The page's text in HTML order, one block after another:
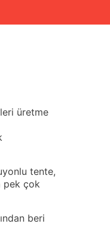
üretme
tente,
pek çok
beri